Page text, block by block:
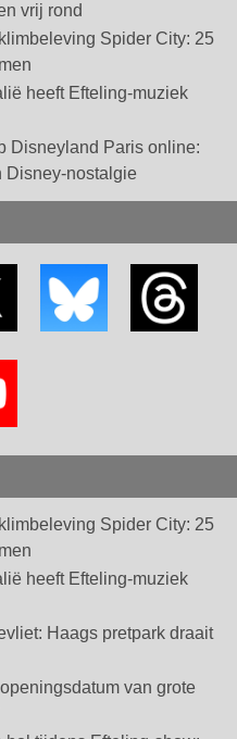
vrij rond
Spider City: 25
heeft Efteling-muziek
Disneyland Paris online:
Disney-nostalgie
Spider City: 25
heeft Efteling-muziek
Haags pretpark draait
van grote